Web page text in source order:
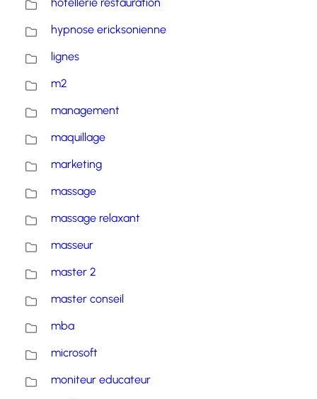
hypnose ericksonienne
lignes
m2
management
maquillage
marketing
massage
massage relaxant
masseur
master 2
master conseil
mba
microsoft
moniteur educateur